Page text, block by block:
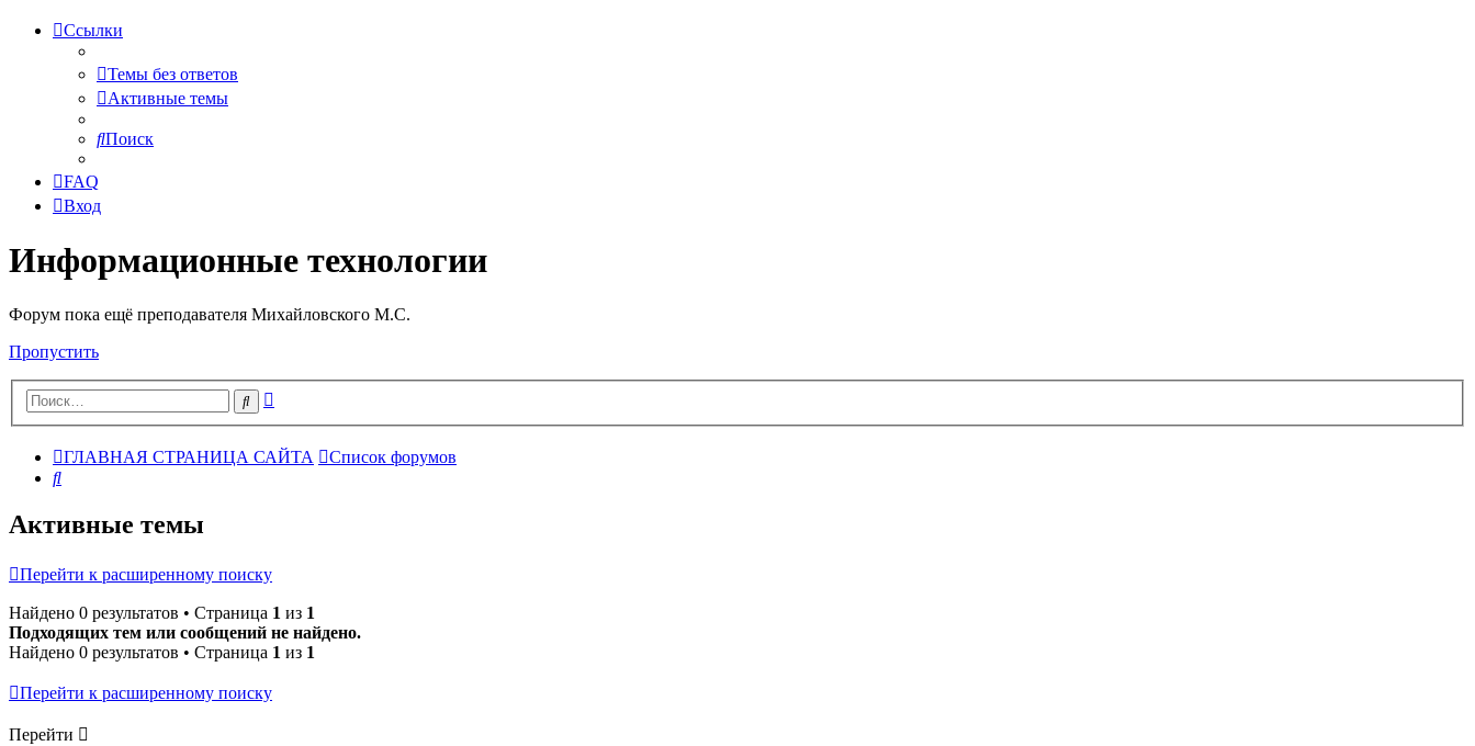
Ссылки
Темы без ответов
Активные темы
Поиск
FAQ
Вход
Информационные технологии
Форум пока ещё преподавателя Михайловского М.С.
Пропустить
Поиск
ГЛАВНАЯ СТРАНИЦА САЙТА
Список форумов
Поиск
Активные темы
Перейти к расширенному поиску
Найдено 0 результатов • Страница 1 из 1
Подходящих тем или сообщений не найдено.
Найдено 0 результатов • Страница 1 из 1
Перейти к расширенному поиску
Перейти